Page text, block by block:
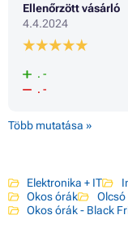
Ellenőrzött vásárló
4.4.2024
. -
. -
Több mutatása »
Elektronika + IT
Okos órák
Olcsó
Okos órák - Black